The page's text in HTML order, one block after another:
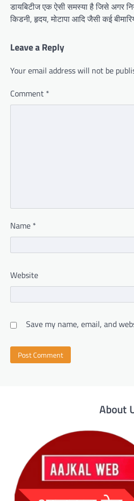
डायबिटीज एक ऐसी समस्या है जिसे अगर
किडनी, हृदय, मोटापा आदि जैसी कई
Leave a Reply
Your email address will not be
Comment *
Name *
Website
Save my name, email, and
About